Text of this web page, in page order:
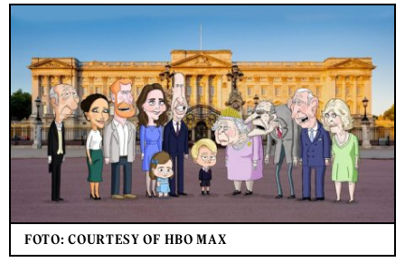
FOTO: COURTESY OF HBO MAX